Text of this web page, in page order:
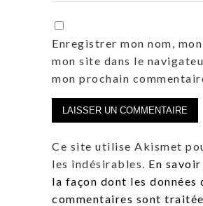
Enregistrer mon nom,
mon site dans le
mon prochain
Ce site utilise Akismet
les indésirables. En
la façon dont les données
commentaires sont